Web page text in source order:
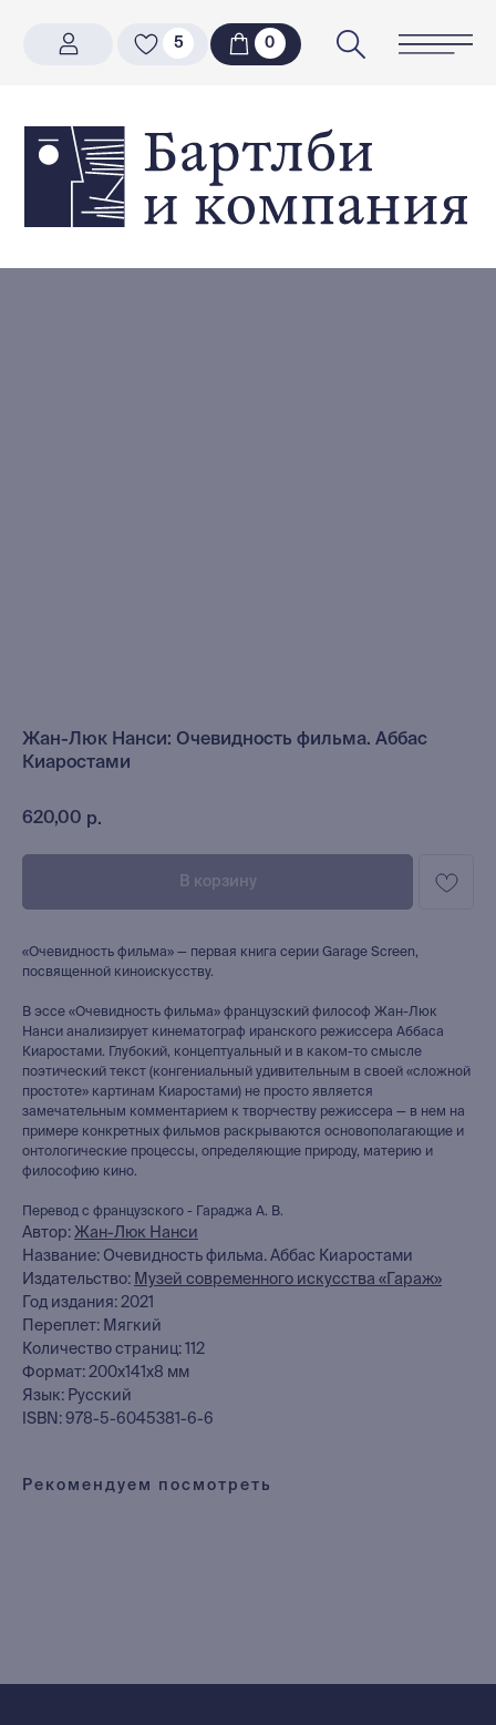
00
Жан-Люк Нанси: Очевидность фильма. Аббас
Киаростами
620,00 р.
В корзину
«Очевидность фильма» — первая книга серии Garage Screen,
посвященной киноискусству.
В эссе «Очевидность фильма» французский философ Жан-Люк
Нанси анализирует кинематограф иранского режиссера Аббаса
Киаростами. Глубокий, концептуальный и в каком-то смысле
поэтический текст (конгениальный удивительным в своей «сложной
простоте» картинам Киаростами) не просто является
замечательным комментарием к творчеству режиссера — в нем на
примере конкретных фильмов раскрываются основополагающие и
онтологические процессы, определяющие природу, материю и
философию кино.
Перевод с французского - Гараджа А. В.
Автор: Жан-Люк Нанси
Название: Очевидность фильма. Аббас Киаростами
Издательство: Музей современного искусства «Гараж»
Год издания: 2021
Переплет: Мягкий
Количество страниц: 112
Формат: 200x141x8 мм
Язык: Русский
ISBN: 978-5-6045381-6-6
Рекомендуем посмотреть
книжный интернет-магазин
из Петербурга
Каталог
Мерч
Редкости